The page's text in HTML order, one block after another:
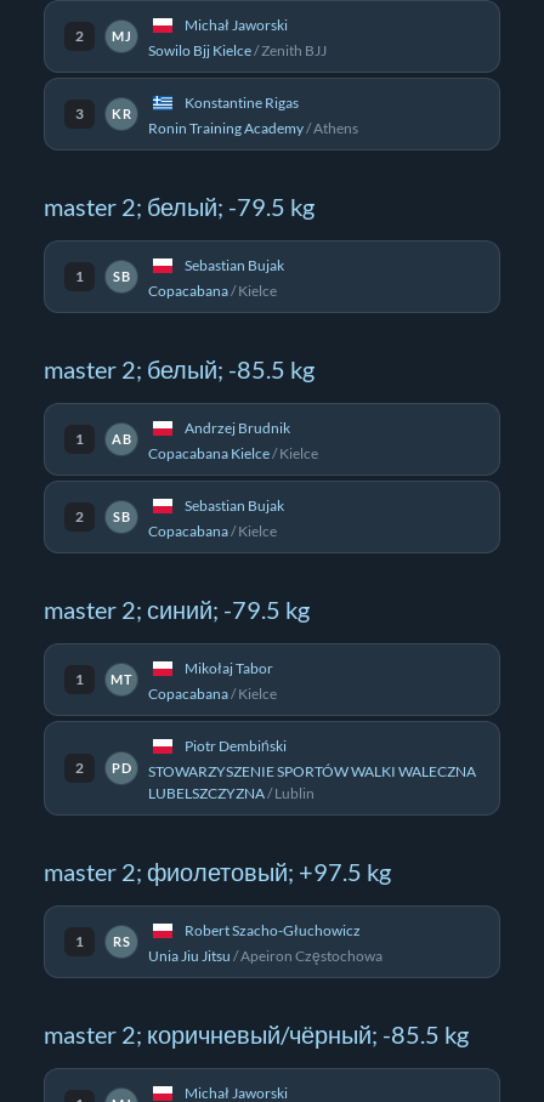
2 MJ
Michał Jaworski
Sowilo Bjj Kielce/Zenith BJJ
3 KR
Konstantine Rigas
Ronin Training Academy/Athens
master 2; белый; -79.5 kg
1 SB
Sebastian Bujak
Copacabana/Kielce
master 2; белый; -85.5 kg
1 AB
Andrzej Brudnik
Copacabana Kielce/Kielce
2 SB
Sebastian Bujak
Copacabana/Kielce
master 2; синий; -79.5 kg
1 MT
Mikołaj Tabor
Copacabana/Kielce
2 PD
Piotr Dembiński
STOWARZYSZENIE SPORTÓW WALKI WALECZNA
LUBELSZCZYZNA/Lublin
master 2; фиолетовый; +97.5 kg
1 RS
Robert Szacho-Głuchowicz
Unia Jiu Jitsu /Apeiron Częstochowa
master 2; коричневый/чёрный; -85.5 kg
Michał Jaworski